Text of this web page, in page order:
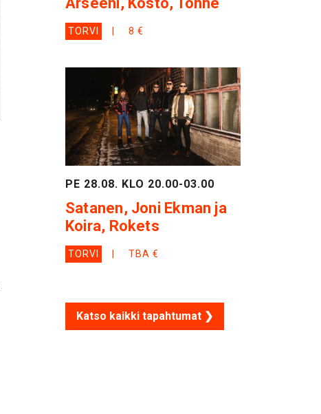
TORVI 8 €
PE 28.08. KLO 20.00-03.00
Satanen, Joni Ekman ja
Koira, Rokets
TORVI TBA €
Katso kaikki tapahtumat ❯